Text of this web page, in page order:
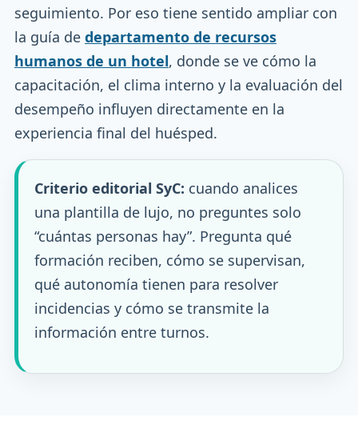
seguimiento. Por eso tiene sentido ampliar con
la guía de departamento de recursos
humanos de un hotel, donde se ve cómo la
capacitación, el clima interno y la evaluación del
desempeño influyen directamente en la
experiencia final del huésped.
Criterio editorial SyC: cuando analices
una plantilla de lujo, no preguntes solo
“cuántas personas hay”. Pregunta qué
formación reciben, cómo se supervisan,
qué autonomía tienen para resolver
incidencias y cómo se transmite la
información entre turnos.